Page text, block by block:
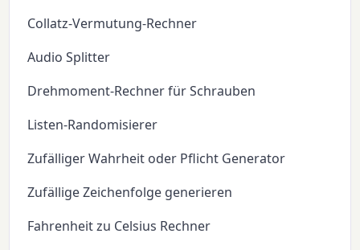
Collatz-Vermutung-Rechner
Audio Splitter
Drehmoment-Rechner für Schrauben
Listen-Randomisierer
Zufälliger Wahrheit oder Pflicht Generator
Zufällige Zeichenfolge generieren
Fahrenheit zu Celsius Rechner